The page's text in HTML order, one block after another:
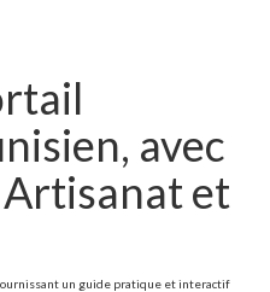
avec
et
un guide pratique et interactif